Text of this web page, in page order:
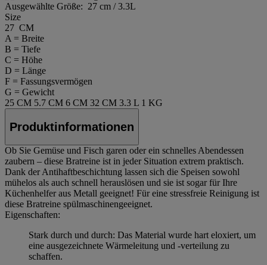
Ausgewählte Größe: 27 cm / 3.3L
Size
27 CM
A = Breite
B = Tiefe
C = Höhe
D = Länge
F = Fassungsvermögen
G = Gewicht
25 CM 5.7 CM 6 CM 32 CM 3.3 L 1 KG
Produktinformationen
Ob Sie Gemüse und Fisch garen oder ein schnelles Abendessen
zaubern – diese Bratreine ist in jeder Situation extrem praktisch.
Dank der Antihaftbeschichtung lassen sich die Speisen sowohl
mühelos als auch schnell herauslösen und sie ist sogar für Ihre
Küchenhelfer aus Metall geeignet! Für eine stressfreie Reinigung ist
diese Bratreine spülmaschinengeeignet.
Eigenschaften:
Stark durch und durch: Das Material wurde hart eloxiert, um
eine ausgezeichnete Wärmeleitung und -verteilung zu
schaffen.